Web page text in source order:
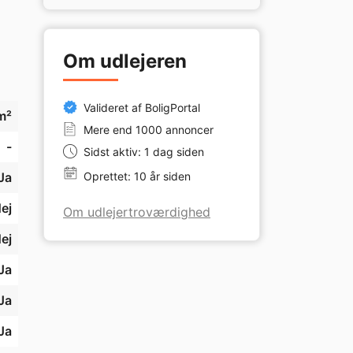
-
Om udlejeren
Valideret af BoligPortal
Mere end 1000 annoncer
Sidst aktiv: 1 dag siden
Oprettet: 10 år siden
Om udlejertroværdighed